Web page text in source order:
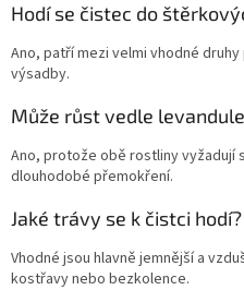
Hodí se čistec do
Ano, patří mezi velmi vhodné
výsadby.
Může růst vedle
Ano, protože obě rostliny vyžadují
dlouhodobé přemokření.
Jaké trávy se k čistci hodí?
Vhodné jsou hlavně jemnější a
kostřavy nebo bezkolence.